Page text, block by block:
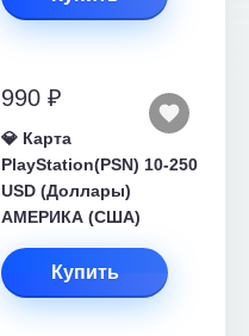
990 ₽
💎 Карта
PlayStation(PSN) 10-250
USD (Доллары)
АМЕРИКА (США)
Купить